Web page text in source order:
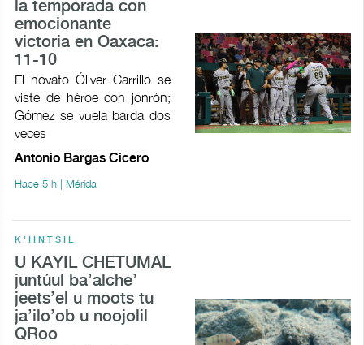
la temporada con
emocionante
victoria en Oaxaca:
11-10
El novato Óliver Carrillo se
viste de héroe con jonrón;
Gómez se vuela barda dos
veces
Antonio Bargas Cicero
Hace 5 h | Mérida
K'IINTSIL
U KAYIL CHETUMAL
juntúul ba’alche’
jeets’el u moots tu
ja’ilo’ob u noojolil
QRoo